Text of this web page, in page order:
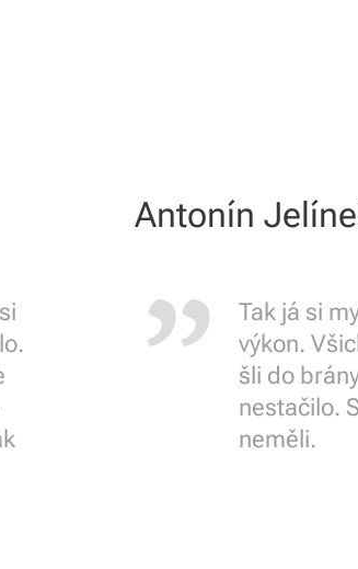
Antonín
Tak já si
výkon.
šli do
nestačilo.
neměli.